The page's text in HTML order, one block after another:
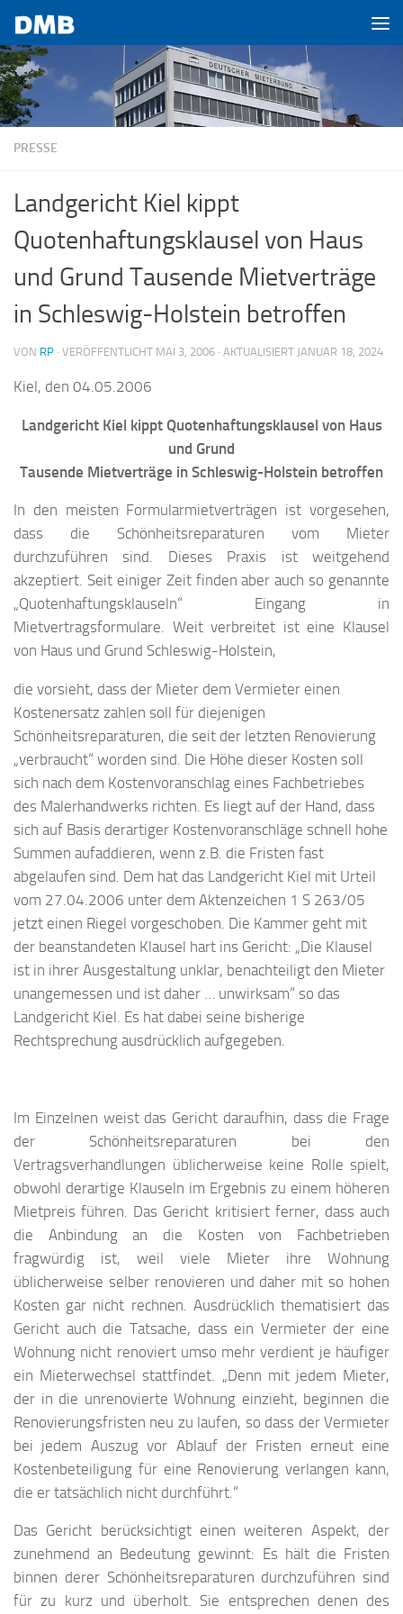
Zum Inhalt springen
PRESSE
Landgericht Kiel kippt
Quotenhaftungsklausel von Haus
und Grund Tausende Mietverträge
in Schleswig-Holstein betroffen
VON RP · VERÖFFENTLICHT MAI 3, 2006 · AKTUALISIERT JANUAR 18, 2024
Kiel, den 04.05.2006
Landgericht Kiel kippt Quotenhaftungsklausel von Haus
und Grund
Tausende Mietverträge in Schleswig-Holstein betroffen
In den meisten Formularmietverträgen ist vorgesehen,
dass die Schönheitsreparaturen vom Mieter
durchzuführen sind. Dieses Praxis ist weitgehend
akzeptiert. Seit einiger Zeit finden aber auch so genannte
„Quotenhaftungsklauseln“ Eingang in
Mietvertragsformulare. Weit verbreitet ist eine Klausel
von Haus und Grund Schleswig-Holstein,
die vorsieht, dass der Mieter dem Vermieter einen
Kostenersatz zahlen soll für diejenigen
Schönheitsreparaturen, die seit der letzten Renovierung
„verbraucht“ worden sind. Die Höhe dieser Kosten soll
sich nach dem Kostenvoranschlag eines Fachbetriebes
des Malerhandwerks richten. Es liegt auf der Hand, dass
sich auf Basis derartiger Kostenvoranschläge schnell hohe
Summen aufaddieren, wenn z.B. die Fristen fast
abgelaufen sind. Dem hat das Landgericht Kiel mit Urteil
vom 27.04.2006 unter dem Aktenzeichen 1 S 263/05
jetzt einen Riegel vorgeschoben. Die Kammer geht mit
der beanstandeten Klausel hart ins Gericht: „Die Klausel
ist in ihrer Ausgestaltung unklar, benachteiligt den Mieter
unangemessen und ist daher … unwirksam“ so das
Landgericht Kiel. Es hat dabei seine bisherige
Rechtsprechung ausdrücklich aufgegeben.
Im Einzelnen weist das Gericht daraufhin, dass die Frage
der Schönheitsreparaturen bei den
Vertragsverhandlungen üblicherweise keine Rolle spielt,
obwohl derartige Klauseln im Ergebnis zu einem höheren
Mietpreis führen. Das Gericht kritisiert ferner, dass auch
die Anbindung an die Kosten von Fachbetrieben
fragwürdig ist, weil viele Mieter ihre Wohnung
üblicherweise selber renovieren und daher mit so hohen
Kosten gar nicht rechnen. Ausdrücklich thematisiert das
Gericht auch die Tatsache, dass ein Vermieter der eine
Wohnung nicht renoviert umso mehr verdient je häufiger
ein Mieterwechsel stattfindet. „Denn mit jedem Mieter,
der in die unrenovierte Wohnung einzieht, beginnen die
Renovierungsfristen neu zu laufen, so dass der Vermieter
bei jedem Auszug vor Ablauf der Fristen erneut eine
Kostenbeteiligung für eine Renovierung verlangen kann,
die er tatsächlich nicht durchführt.“
Das Gericht berücksichtigt einen weiteren Aspekt, der
zunehmend an Bedeutung gewinnt: Es hält die Fristen
binnen derer Schönheitsreparaturen durchzuführen sind
für zu kurz und überholt. Sie entsprechen denen des